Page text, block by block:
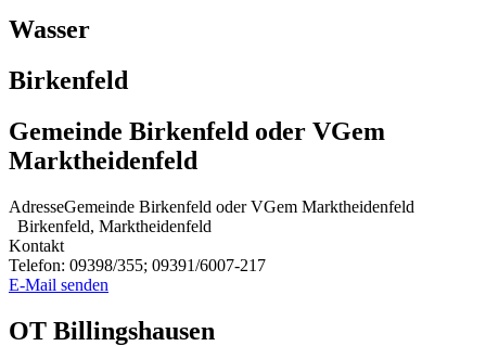
Wasser
Birkenfeld
Gemeinde Birkenfeld oder VGem
Marktheidenfeld
AdresseGemeinde Birkenfeld oder VGem Marktheidenfeld
Birkenfeld, Marktheidenfeld
Kontakt
Telefon: 09398/355; 09391/6007-217
E-Mail senden
OT Billingshausen